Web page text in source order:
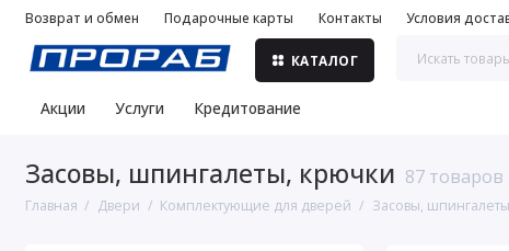
Возврат и обмен Подарочные карты Контакты Условия
КАТАЛОГ
Акции Услуги Кредитование
Засовы, шпингалеты, крючки 87 товаров
Главная Двери Комплектующие для дверей Засовы,